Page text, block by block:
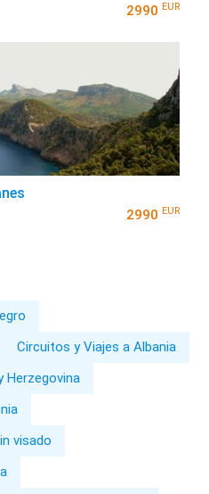
2990 EUR
2990 EUR
Circuitos y Viajes a Albania
Herzegovina
visado